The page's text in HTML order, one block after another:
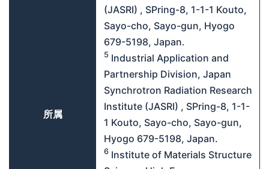
所属
(JASRI) , SPring-8, 1-1-1 Kouto,
Sayo-cho, Sayo-gun, Hyogo
679-5198, Japan.
5 Industrial Application and
Partnership Division, Japan
Synchrotron Radiation Research
Institute (JASRI) , SPring-8, 1-1-
1 Kouto, Sayo-cho, Sayo-gun,
Hyogo 679-5198, Japan.
6 Institute of Materials Structure